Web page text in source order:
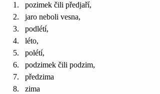
pozimek čili předjaří,
jaro neboli vesna,
podlétí,
léto,
polétí,
podzimek čili podzim,
předzima
zima